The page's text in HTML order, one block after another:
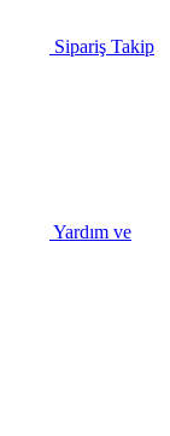
Sipariş Takip
Yardım ve